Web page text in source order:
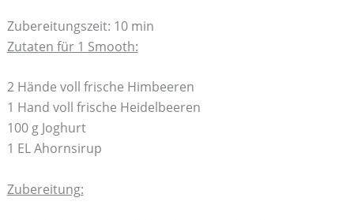
Zubereitungszeit: 10 min
Zutaten für 1 Smooth:
2 Hände voll frische Himbeeren
1 Hand voll frische Heidelbeeren
100 g Joghurt
1 EL Ahornsirup
Zubereitung: